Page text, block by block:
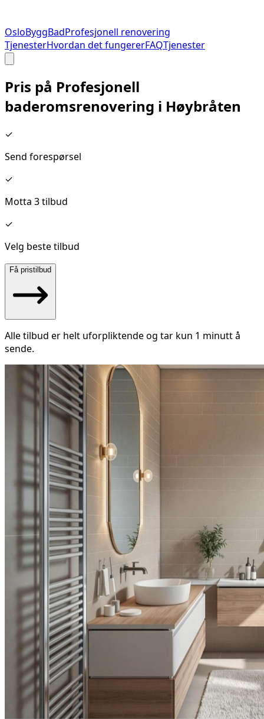
OsloByggBadProfesjonell renovering
TjenesterHvordan det fungererFAQTjenester
Pris på Profesjonell
baderomsrenovering i Høybråten
✓
Send forespørsel
✓
Motta 3 tilbud
✓
Velg beste tilbud
Få pristilbud
Alle tilbud er helt uforpliktende og tar kun 1 minutt å
sende.